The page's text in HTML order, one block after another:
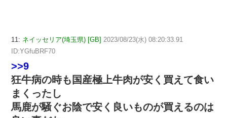
11: ネイッセリア(埼玉県) [GB] 2023/08/23(水) 08:20:33.91
ID:YGfuBRF70
>>9
狂牛病の時も国産極上牛肉が安く買えて食い
まくったし
馬鹿が騒ぐお陰で安く良いものが買えるのは